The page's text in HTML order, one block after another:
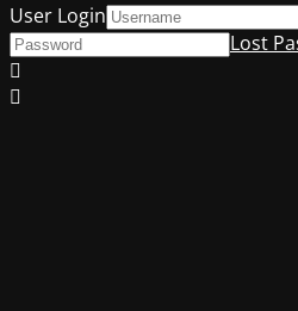
User Login
Lost